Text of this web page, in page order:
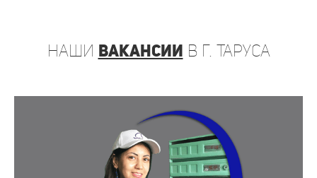
наши вакансии в г. Таруса